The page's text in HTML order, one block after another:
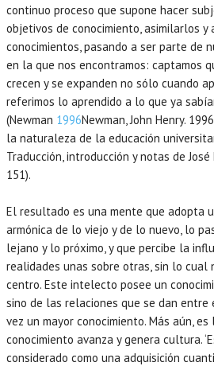
continuo proceso que supone hacer
objetivos de conocimiento, asimilarlos
conocimientos, pasando a ser parte de
en la que nos encontramos: captamos
crecen y se expanden no sólo cuando
referimos lo aprendido a lo que ya
(Newman 1996Newman,John Henry. 1996
la naturaleza de la educación
Traducción, introducción y notas de José
151).
El resultado es una mente que adopta
armónica de lo viejo y de lo nuevo, lo
lejano y lo próximo, y que percibe la
realidades unas sobre otras, sin lo cual
centro. Este intelecto posee un
sino de las relaciones que se dan entre
vez un mayor conocimiento. Más aún,
conocimiento avanza y genera cultura.
considerado como una adquisición